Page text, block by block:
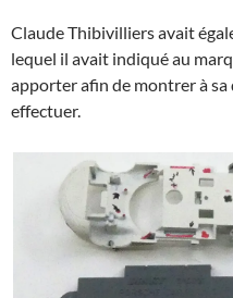
Claude Thibivilliers avait
lequel il avait indiqué au
apporter afin de montrer à
effectuer.